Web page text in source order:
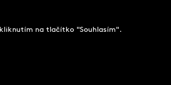
na tlačítko "Souhlasím".